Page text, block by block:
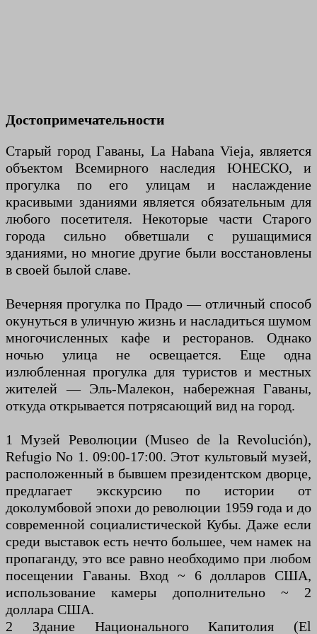
Достопримечательности
Старый город Гаваны, La Habana Vieja, является
объектом Всемирного наследия ЮНЕСКО, и
прогулка по его улицам и наслаждение
красивыми зданиями является обязательным для
любого посетителя. Некоторые части Старого
города сильно обветшали с рушащимися
зданиями, но многие другие были восстановлены
в своей былой славе.
Вечерняя прогулка по Прадо — отличный способ
окунуться в уличную жизнь и насладиться шумом
многочисленных кафе и ресторанов. Однако
ночью улица не освещается. Еще одна
излюбленная прогулка для туристов и местных
жителей — Эль-Малекон, набережная Гаваны,
откуда открывается потрясающий вид на город.
1 Музей Революции (Museo de la Revolución),
Refugio No 1. 09:00-17:00. Этот культовый музей,
расположенный в бывшем президентском дворце,
предлагает экскурсию по истории от
доколумбовой эпохи до революции 1959 года и до
современной социалистической Кубы. Даже если
среди выставок есть нечто большее, чем намек на
пропаганду, это все равно необходимо при любом
посещении Гаваны. Вход ~ 6 долларов США,
использование камеры дополнительно ~ 2
доллара США.
2 Здание Национального Капитолия (El